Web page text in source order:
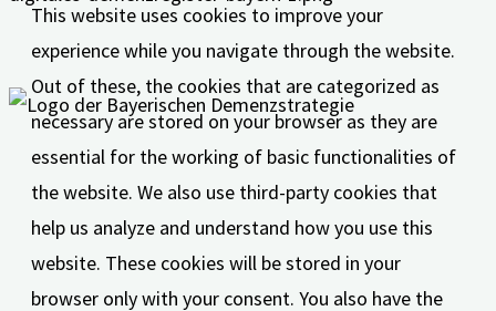
This website uses cookies to improve your
experience while you navigate through the website.
Out of these, the cookies that are categorized as
necessary are stored on your browser as they are
essential for the working of basic functionalities of
the website. We also use third-party cookies that
help us analyze and understand how you use this
website. These cookies will be stored in your
browser only with your consent. You also have the